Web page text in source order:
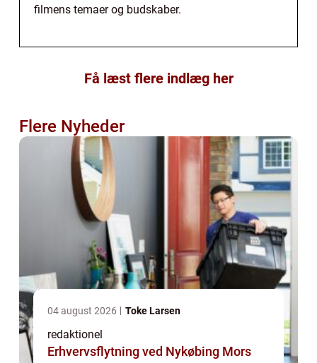
filmens temaer og budskaber.
Få læst flere indlæg her
Flere Nyheder
04 august 2026 Toke Larsen
redaktionel
Erhvervsflytning ved Nykøbing Mors